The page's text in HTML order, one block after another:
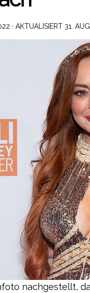
· AKTUALISIERT 31.
nachgestellt,